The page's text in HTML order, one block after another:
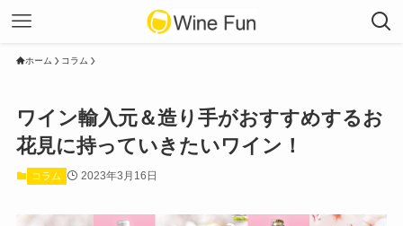
ホーム コラム
ワイン輸入元＆造り手がおすすめするお
花見に持っていきたいワイン！
コラム 2023年3月16日